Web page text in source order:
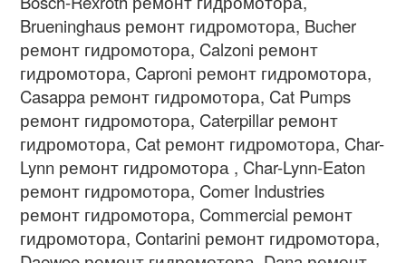
Brueninghaus ремонт гидромотора, Bucher
ремонт гидромотора, Calzoni ремонт
гидромотора, Caproni ремонт гидромотора,
Casappa ремонт гидромотора, Cat Pumps
ремонт гидромотора, Caterpillar ремонт
гидромотора, Cat ремонт гидромотора, Char-
Lynn ремонт гидромотора , Char-Lynn-Eaton
ремонт гидромотора, Comer Industries
ремонт гидромотора, Commercial ремонт
гидромотора, Contarini ремонт гидромотора,